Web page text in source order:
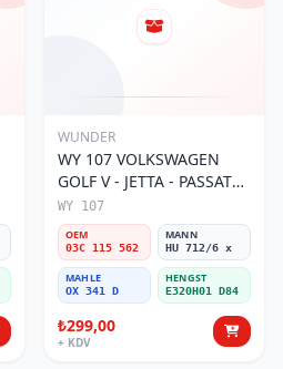
WUNDER
WY 107 VOLKSWAGEN
GOLF V - JETTA - PASSAT
1.6 FSI BENZİNLİ 03C 115
562 Yağ Filtresi
WY 107
OEM
03C 115 562
MANN
HU 712/6 x
MAHLE
OX 341 D
HENGST
E320H01 D84
₺299,00
+ KDV